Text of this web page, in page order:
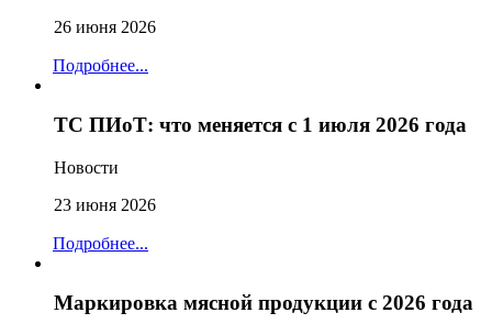
26 июня 2026
Подробнее...
ТС ПИоТ: что меняется с 1 июля 2026 года
Новости
23 июня 2026
Подробнее...
Маркировка мясной продукции с 2026 года